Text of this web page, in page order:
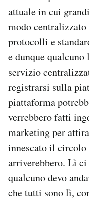
attuale in cui
modo
protocolli e
e dunque qualcuno
servizio
registrarsi sulla
piattaforma
verrebbero fatti
marketing per
innescato il
arriverebbero. Lì
qualcuno devo
che tutti sono lì,